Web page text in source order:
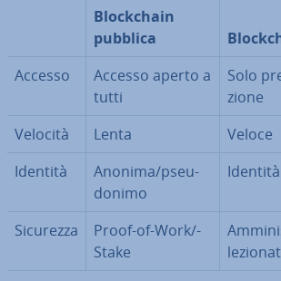
Bloc­k­chain
pubblica
Accesso
Accesso aperto a
tutti
Solo
zio­ne
Velocità
Lenta
Veloce
Identità
Anonima/pseu­
do­ni­mo
Sicurezza
Proof-of-Work/-
Stake